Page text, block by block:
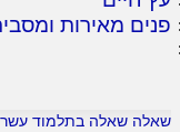
פנים מאירות
שאלה שאלה בתלמוד עשר